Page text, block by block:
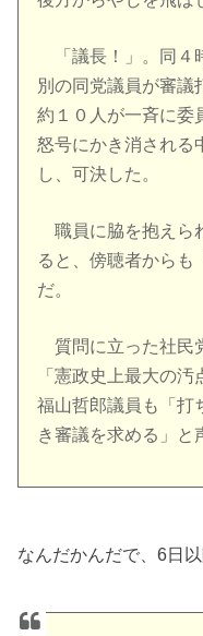
「議長！」。同４
別の同党議員が審議
約１０人が一斉に委
怒号にかき消される
し、可決した。
職員に脇を抱えら
ると、傍聴者からも
だ。
質問に立った社民
「憲政史上最大の
福山哲郎議員も「打
き審議を求める」
なんだかんだで、6日